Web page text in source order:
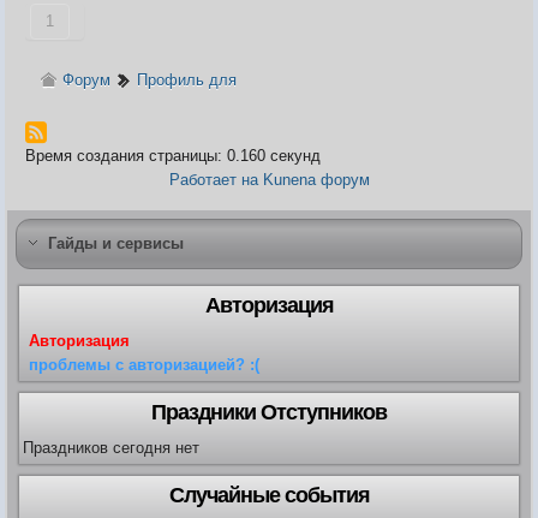
Живые легенды
Шаржи на персонажей Граней
Похождения Пити
ЧитЫр
1
Форум Профиль для
Время создания страницы: 0.160 секунд
Работает на Kunena форум
Гайды и сервисы
Авторизация
Авторизация
проблемы с авторизацией? :(
Праздники Отступников
Праздников сегодня нет
Случайные события